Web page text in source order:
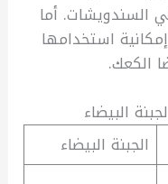
السندويشات. أما
استخدامها
الكعك.
البيضاء
الجبنة البيضاء